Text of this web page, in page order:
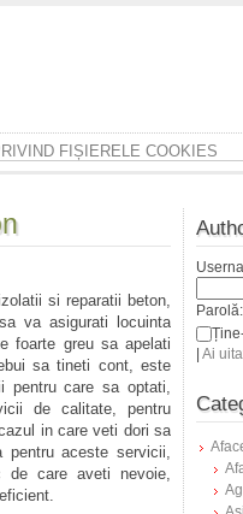
FIȘIERELE COOKIES
si reparatii beton,
va asigurati locuinta
foarte greu sa apelati
sa tineti cont, este
pentru care sa optati,
de calitate, pentru
in care veti dori sa
aceste servicii,
care aveti nevoie,
Parolă:
Ai